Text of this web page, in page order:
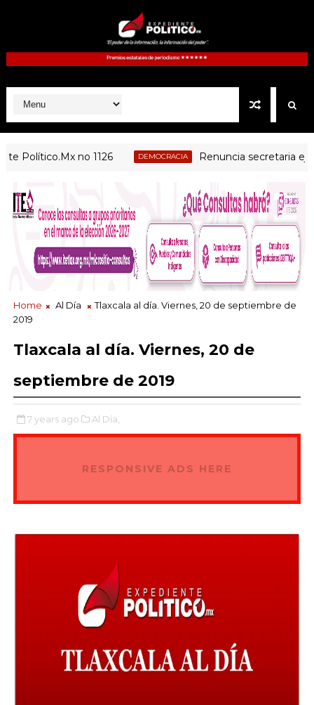
no 1126 DEMOCRACIA Renuncia secretaria ejecutiva
Home Al Día
Tlaxcala al día. Viernes, 20 de septiembre de
2019
Tlaxcala al día. Viernes, 20 de
septiembre de 2019
7 years ago Al Día,
RESPONSIVE ADS HERE